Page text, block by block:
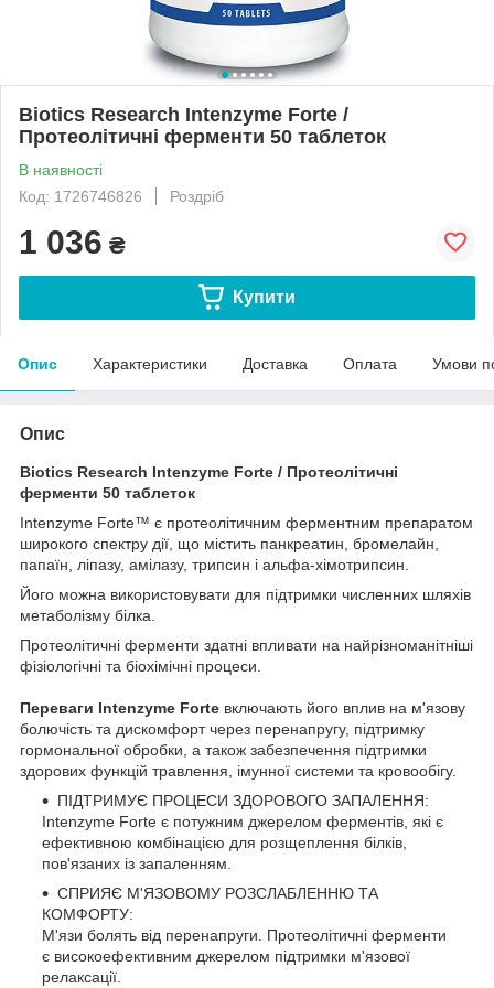
Biotics Research Intenzyme Forte /
Протеолітичні ферменти 50 таблеток
В наявності
Код: 1726746826
Роздріб
1 036 ₴
Купити
Опис Характеристики Доставка Оплата Умови
Опис
Biotics Research Intenzyme Forte / Протеолітичні
ферменти 50 таблеток
Intenzyme Forte™ є протеолітичним ферментним препаратом
широкого спектру дії, що містить панкреатин, бромелайн,
папаїн, ліпазу, амілазу, трипсин і альфа-хімотрипсин.
Його можна використовувати для підтримки численних шляхів
метаболізму білка.
Протеолітичні ферменти здатні впливати на найрізноманітніші
фізіологічні та біохімічні процеси.
Переваги Intenzyme Forte включають його вплив на м'язову
болючість та дискомфорт через перенапругу, підтримку
гормональної обробки, а також забезпечення підтримки
здорових функцій травлення, імунної системи та кровообігу.
ПІДТРИМУЄ ПРОЦЕСИ ЗДОРОВОГО ЗАПАЛЕННЯ:
Intenzyme Forte є потужним джерелом ферментів, які є
ефективною комбінацією для розщеплення білків,
пов'язаних із запаленням.
СПРИЯЄ М'ЯЗОВОМУ РОЗСЛАБЛЕННЮ ТА
КОМФОРТУ:
М'язи болять від перенапруги. Протеолітичні ферменти
є високоефективним джерелом підтримки м'язової
релаксації.